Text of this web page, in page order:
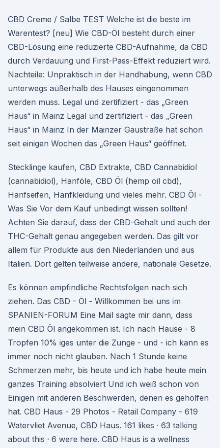
CBD Creme / Salbe TEST Welche ist die beste im
Warentest? [neu] Wie CBD-Öl besteht durch einer
CBD-Lösung eine reduzierte CBD-Aufnahme, da CBD
durch Verdauung und First-Pass-Effekt reduziert wird.
Nachteile: Unpraktisch in der Handhabung, wenn CBD
unterwegs außerhalb des Hauses eingenommen
werden muss. Legal und zertifiziert - das „Green
Haus“ in Mainz Legal und zertifiziert - das „Green
Haus“ in Mainz In der Mainzer Gaustraße hat schon
seit einigen Wochen das „Green Haus“ geöffnet.
Stecklinge kaufen, CBD Extrakte, CBD Cannabidiol
(cannabidiol), Hanföle, CBD Öl (hemp oil cbd),
Hanfseifen, Hanfkleidung und vieles mehr. CBD Öl -
Was Sie Vor dem Kauf unbedingt wissen sollten!
Achten Sie darauf, dass der CBD-Gehalt und auch der
THC-Gehalt genau angegeben werden. Das gilt vor
allem für Produkte aus den Niederlanden und aus
Italien. Dort gelten teilweise andere, nationale Gesetze.
Es können empfindliche Rechtsfolgen nach sich
ziehen. Das CBD - Öl - Willkommen bei uns im
SPANIEN-FORUM Eine Mail sagte mir dann, dass
mein CBD Öl angekommen ist. Ich nach Hause - 8
Tropfen 10% iges unter die Zunge - und - ich kann es
immer noch nicht glauben. Nach 1 Stunde keine
Schmerzen mehr, bis heute und ich habe heute mein
ganzes Training absolviert Und ich weiß schon von
Einigen mit anderen Beschwerden, denen es geholfen
hat. CBD Haus - 29 Photos - Retail Company - 619
Watervliet Avenue, CBD Haus. 161 likes · 63 talking
about this · 6 were here. CBD Haus is a wellness